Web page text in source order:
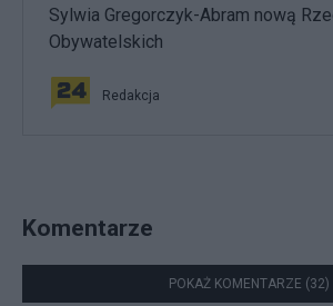
Sylwia Gregorczyk-Abram nową
Obywatelskich
Redakcja
Komentarze
POKAŻ KOMENTARZE (32)